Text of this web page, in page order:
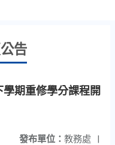
告
學期重修學分課程開
發布單位： 教務處 |